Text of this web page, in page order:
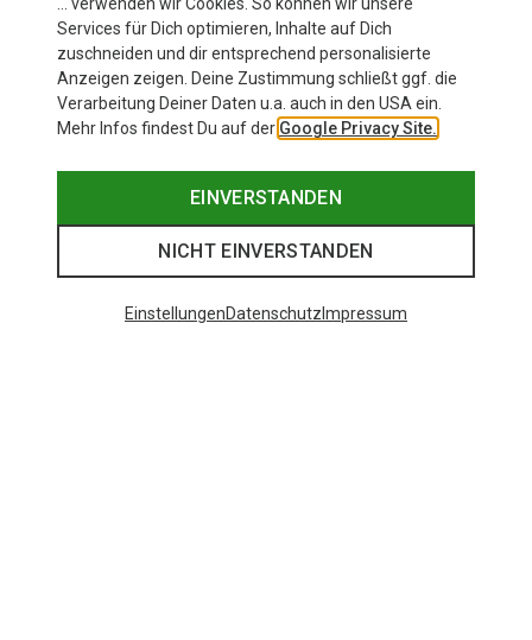
Herren Fjørå Equaliser T-Shirt
98,95 €
Services für Dich optimieren, Inhalte auf Dich
zuschneiden und dir entsprechend personalisierte
Anzeigen zeigen. Deine Zustimmung schließt ggf. die
Verarbeitung Deiner Daten u.a. auch in den USA ein.
Mehr Infos findest Du auf der Google Privacy Site.
EINVERSTANDEN
NICHT EINVERSTANDEN
EinstellungenDatenschutz Impressum